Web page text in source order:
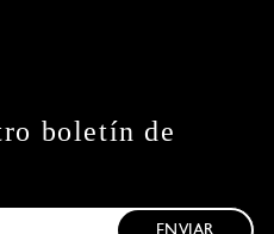
boletín de